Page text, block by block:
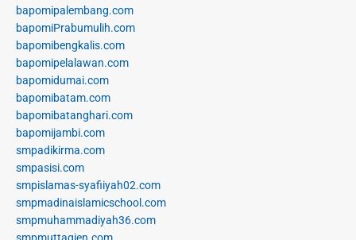
bapomipalembang.com
bapomiPrabumulih.com
bapomibengkalis.com
bapomipelalawan.com
bapomidumai.com
bapomibatam.com
bapomibatanghari.com
bapomijambi.com
smpadikirma.com
smpasisi.com
smpislamas-syafiiyah02.com
smpmadinaislamicschool.com
smpmuhammadiyah36.com
smpmuttaqien.com